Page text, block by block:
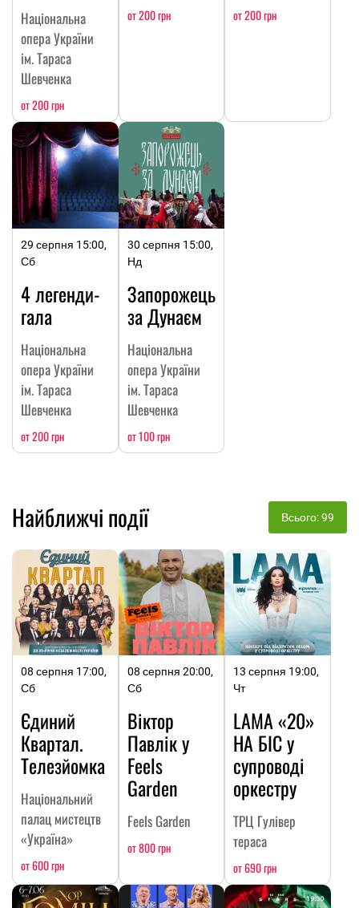
Національна
опера України
ім. Тараса
Шевченка
от 200 грн
от 200 грн от 200 грн
29 серпня 15:00,
Сб
4 легенди-
гала
Національна
опера України
ім. Тараса
Шевченка
от 200 грн
30 серпня 15:00,
Нд
Запорожець
за Дунаєм
Національна
опера України
ім. Тараса
Шевченка
от 100 грн
Найближчі події Всього: 99
08 серпня 17:00,
Сб
Єдиний
Квартал.
Телезйомка
Національний
палац мистецтв
«Україна»
от 600 грн
08 серпня 20:00,
Сб
Віктор
Павлік у
Feels
Garden
Feels Garden
от 800 грн
13 серпня 19:00,
Чт
LAMA «20»
НА БІС у
супроводі
оркестру
ТРЦ Гулівер
тераса
от 690 грн